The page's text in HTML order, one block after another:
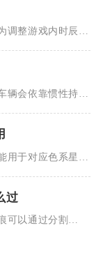
调整游戏内时辰、
辆会依靠惯性持续
用于对应色系星谱
过
可以通过分割